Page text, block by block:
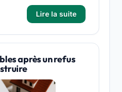
Lire la suite
après un refus